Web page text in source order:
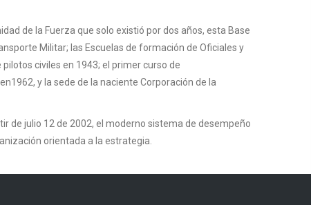
de la Fuerza que solo existió por dos años, esta Base
Militar; las Escuelas de formación de Oficiales y
civiles en 1943; el primer curso de
y la sede de la naciente Corporación de la
de julio 12 de 2002, el moderno sistema de desempeño
orientada a la estrategia.